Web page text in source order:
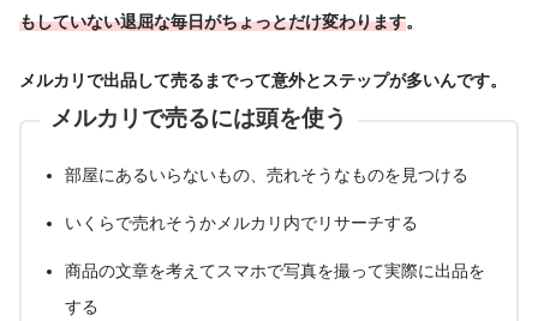
もしていない退屈な毎日がちょっとだけ変わります。
メルカリで出品して売るまでって意外とステップが多いんです。
メルカリで売るには頭を使う
部屋にあるいらないもの、売れそうなものを見つける
いくらで売れそうかメルカリ内でリサーチする
商品の文章を考えてスマホで写真を撮って実際に出品を
する